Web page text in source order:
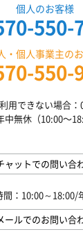
個人のお客様
550-
・個人事業主の
550-
用できない場合
無休（10:00〜
ャットでの問い合
間：10:00～18:00/
ールでのお問い合